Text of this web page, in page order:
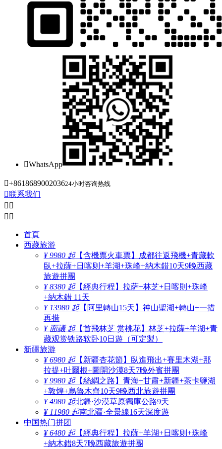
WhatsApp
+861868900203624小时咨询热线
联系我们
 
 
首頁
西藏旅游
¥ 9980 起【含機票火車票】成都往返飛機+青藏軟
臥+拉薩+日喀则+羊湖+珠峰+納木錯10天9晚西藏
旅遊拼團
¥ 8380 起【經典行程】拉萨+林芝+日喀則+珠峰
+納木錯 11天
¥ 13980 起【阿里轉山15天】神山聖湖+轉山+一措
再措
¥ 面議 起【首飛林芝 赏桃花】林芝+拉薩+羊湖+青
藏观赏铁路软卧10日遊（可定製）
新疆旅游
¥ 6980 起【新疆杏花節】臥進飛出+賽里木湖+那
拉提+吐爾根+圖開沙漠8天7晚外賓拼團
¥ 9980 起【絲綢之路】青海+甘肅+新疆+茶卡鹽湖
+敦煌+烏魯木齊10天9晚西北旅遊拼團
¥ 4980 起北疆·沙漠草原獨庫公路9天
¥ 11980 起南北疆·全景線16天深度遊
中国热门拼团
¥ 6480 起【經典行程】拉薩+羊湖+日喀则+珠峰
+納木錯8天7晚西藏旅遊拼團